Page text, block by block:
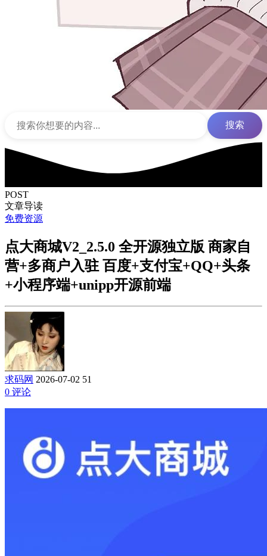
搜索
POST
文章导读
免费资源
点大商城V2_2.5.0 全开源独立版 商家自
营+多商户入驻 百度+支付宝+QQ+头条
+小程序端+unipp开源前端
求码网 2026-07-02 51
0 评论